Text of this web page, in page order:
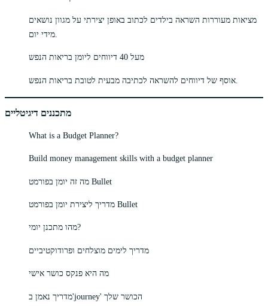
מציאות מעוררות השראה בילדים לכתוב באופן יצירתי על מגוון נושאים
מעל 40 דיווחים ליומן בריאות הנפש
מתכננים דיגיטליים
What is a Budget Planner?
Build money management skills with a budget planner
מה זה יומן בפורמט Bullet
מדריך ליצירת יומן בפורמט Bullet
מהו מתכנן יומי?
מדריך לימים מוצלחים ופרודוקטיביים
מה היא פנקס כושר אישי
מדריך נאמן ב'journey' הכושר שלך